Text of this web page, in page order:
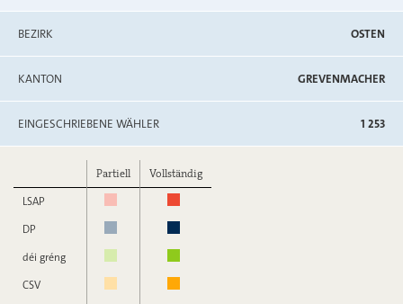
BEZIRK OSTEN
KANTON GREVENMACHER
EINGESCHRIEBENE WÄHLER 1 253
Partiell
Vollständig
LSAP
DP
déi gréng
CSV